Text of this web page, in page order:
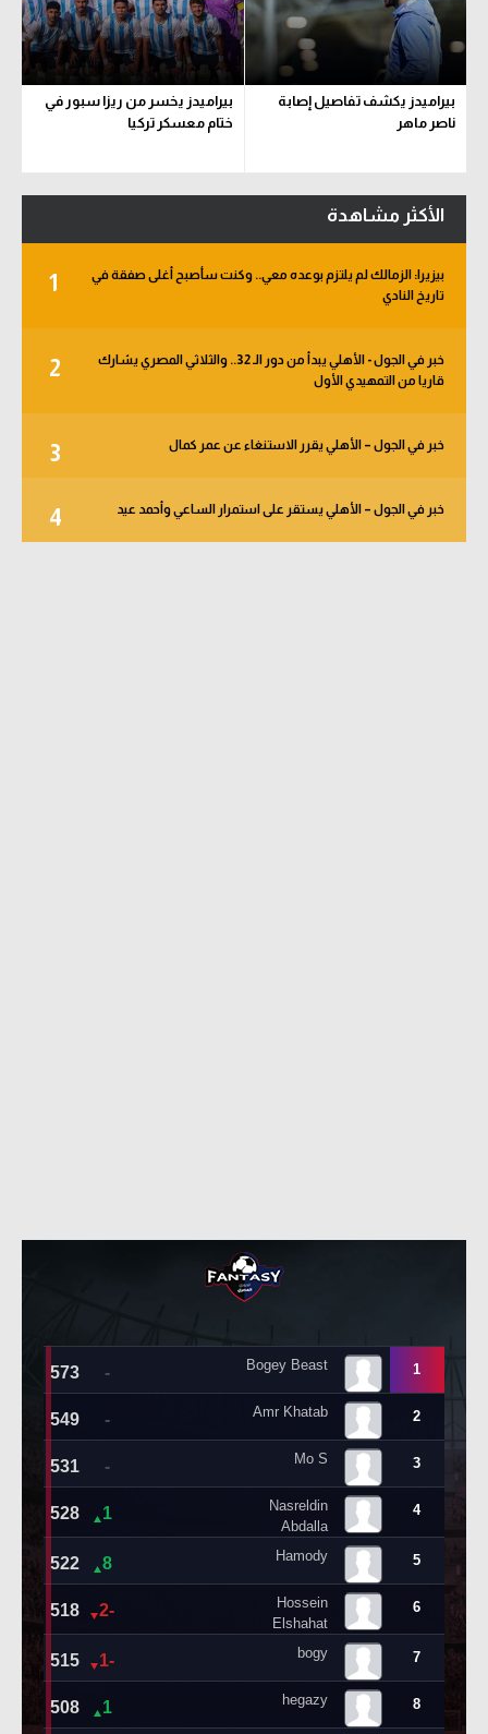
بيراميدز يكشف تفاصيل إصابة
ناصر ماهر
بيراميدز يخسر من ريزا سبور في
ختام معسكر تركيا
الأكثر مشاهدة
1
بيزيرا: الزمالك لم يلتزم بوعده معي.. وكنت سأصبح أغلى صفقة في
تاريخ النادي
2
خبر في الجول - الأهلي يبدأ من دور الـ 32.. والثلاثي المصري يشارك
قاريا من التمهيدي الأول
3 خبر في الجول – الأهلي يقرر الاستنغاء عن عمر كمال
4 خبر في الجول – الأهلي يستقر على استمرار الساعي وأحمد عيد